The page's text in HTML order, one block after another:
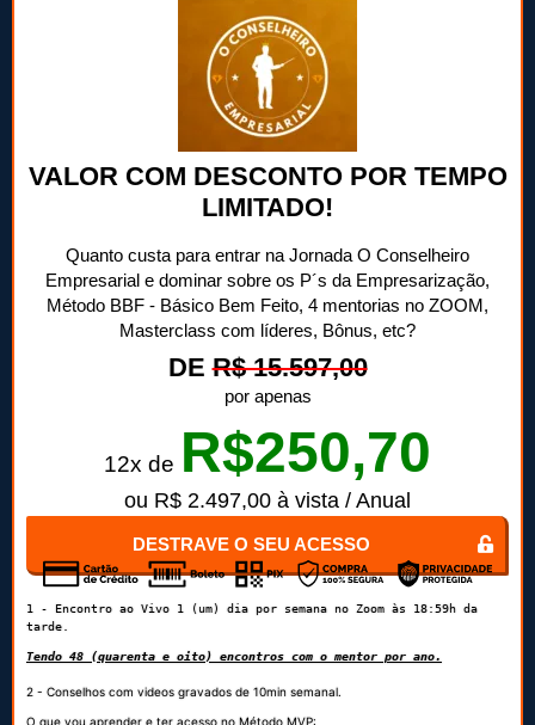
VALOR COM DESCONTO POR TEMPO
LIMITADO!​
Quanto custa para entrar na Jornada O Conselheiro
Empresarial e dominar sobre os P´s da Empresarização,
Método BBF - Básico Bem Feito, 4 mentorias no ZOOM,
Masterclass com líderes, Bônus, etc?
DER$ 15.597,00
por apenas
12x de R$250,70
ou R$ 2.497,00 à vista / Anual
DESTRAVE O SEU ACESSO
1 - Encontro ao Vivo 1 (um) dia por semana no Zoom às 18:59h da
tarde.
Tendo 48 (quarenta e oito) encontros com o mentor por ano.
2 - Conselhos com videos gravados de 10min semanal.
O que vou aprender e ter acesso no Método MVP: